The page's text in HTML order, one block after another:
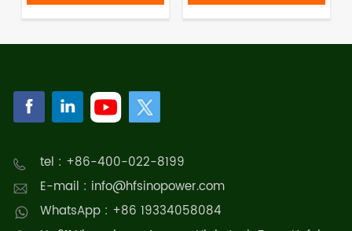
tel : +86-400-022-8199
E-mail : info@hfsinopower.com
WhatsApp : +86 19334058084